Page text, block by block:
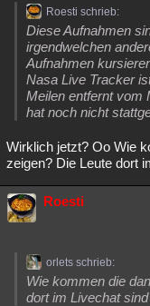
Roesti schrieb:
Diese Aufnahmen
irgendwelchen
Aufnahmen
Nasa Live Tracker
Meilen entfernt vom
hat noch nicht
Wirklich jetzt? Oo Wie
zeigen? Die Leute dort
Roesti
orlets schrieb:
Wie kommen die
dort im Livechat